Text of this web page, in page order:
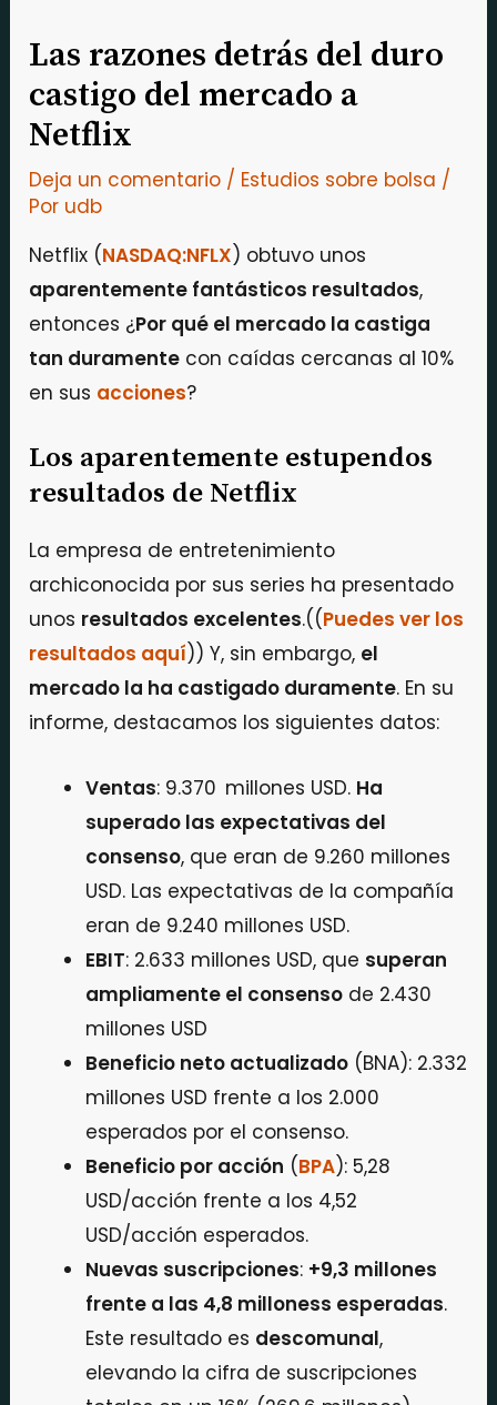
Las razones detrás del duro
castigo del mercado a
Netflix
Deja un comentario / Estudios sobre bolsa /
Por udb
Netflix (NASDAQ:NFLX) obtuvo unos
aparentemente fantásticos resultados,
entonces ¿Por qué el mercado la castiga
tan duramente con caídas cercanas al 10%
en sus acciones?
Los aparentemente estupendos
resultados de Netflix
La empresa de entretenimiento
archiconocida por sus series ha presentado
unos resultados excelentes.((Puedes ver los
resultados aquí)) Y, sin embargo, el
mercado la ha castigado duramente. En su
informe, destacamos los siguientes datos:
Ventas: 9.370 millones USD. Ha
superado las expectativas del
consenso, que eran de 9.260 millones
USD. Las expectativas de la compañía
eran de 9.240 millones USD.
EBIT: 2.633 millones USD, que superan
ampliamente el consenso de 2.430
millones USD
Beneficio neto actualizado (BNA): 2.332
millones USD frente a los 2.000
esperados por el consenso.
Beneficio por acción (BPA): 5,28
USD/acción frente a los 4,52
USD/acción esperados.
Nuevas suscripciones: +9,3 millones
frente a las 4,8 milloness esperadas.
Este resultado es descomunal,
elevando la cifra de suscripciones